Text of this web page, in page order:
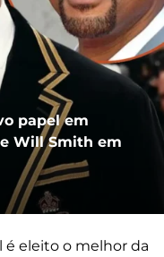
papel em
Will Smith em